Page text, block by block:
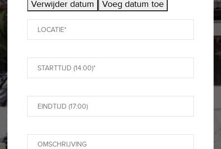
Verwijder datum Voeg datum toe